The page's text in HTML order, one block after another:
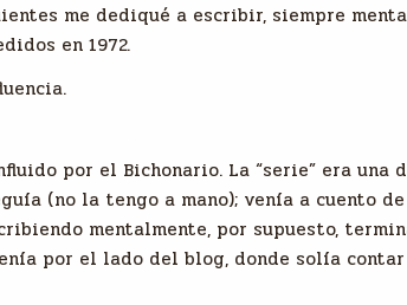
me dediqué a escribir, siempre
en 1972.
por el Bichonario. La “serie” era una
(no la tengo a mano); venía a cuento
mentalmente, por supuesto,
por el lado del blog, donde solía